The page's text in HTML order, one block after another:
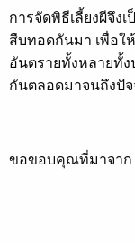
การจัดพิธีเลี้ยงผีจึง
สืบทอดกันมา เพื่อใ
อันตรายทั้งหลายทั้ง
กันตลอดมาจนถึงปั
ขอขอบคุณที่มาจาก :